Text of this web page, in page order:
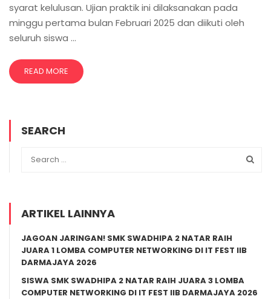
syarat kelulusan. Ujian praktik ini dilaksanakan pada
minggu pertama bulan Februari 2025 dan diikuti oleh
seluruh siswa …
READ MORE
SEARCH
ARTIKEL LAINNYA
JAGOAN JARINGAN! SMK SWADHIPA 2 NATAR RAIH
JUARA 1 LOMBA COMPUTER NETWORKING DI IT FEST IIB
DARMAJAYA 2026
SISWA SMK SWADHIPA 2 NATAR RAIH JUARA 3 LOMBA
COMPUTER NETWORKING DI IT FEST IIB DARMAJAYA 2026